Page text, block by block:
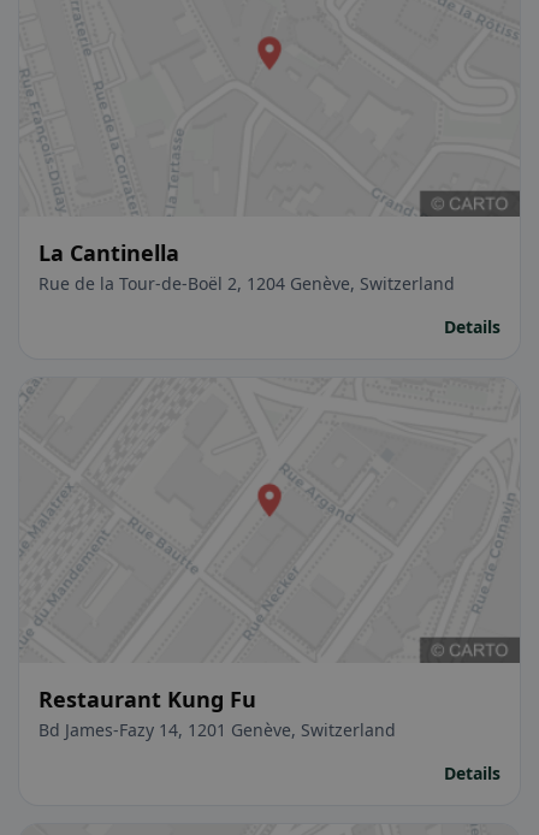
La Cantinella
Rue de la Tour-de-Boël 2, 1204 Genève, Switzerland
Details
Restaurant Kung Fu
Bd James-Fazy 14, 1201 Genève, Switzerland
Details